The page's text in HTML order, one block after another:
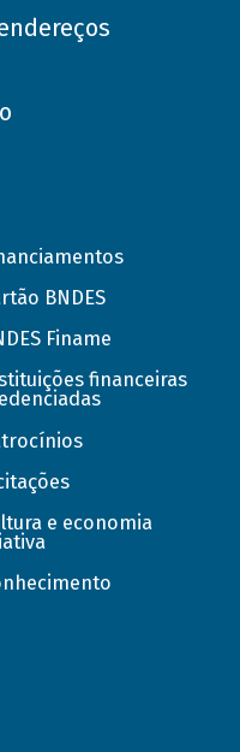
BNDES
Finame
financeiras
e economia